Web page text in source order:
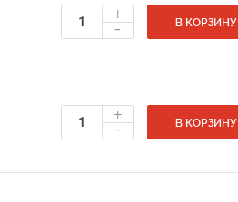
+
- В КОРЗИНУ
+
- В КОРЗИНУ